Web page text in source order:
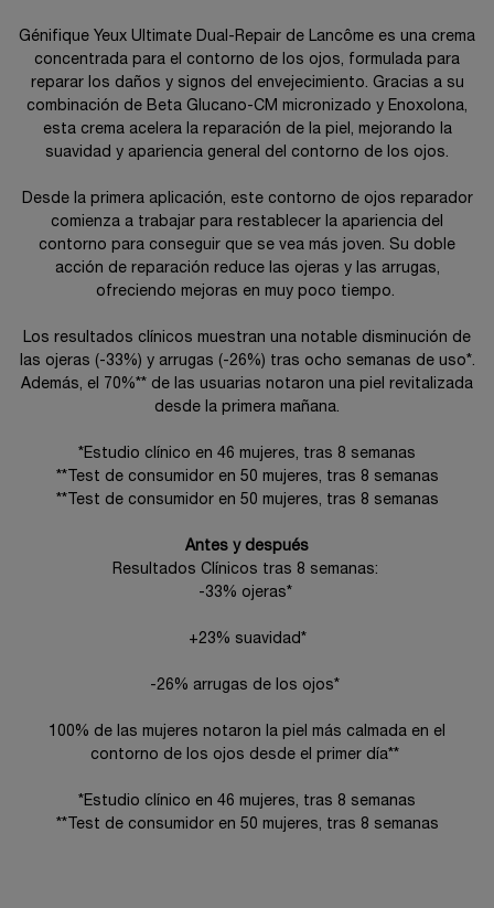
Génifique Yeux Ultimate Dual-Repair de Lancôme es una crema
concentrada para el contorno de los ojos, formulada para
reparar los daños y signos del envejecimiento. Gracias a su
combinación de Beta Glucano-CM micronizado y Enoxolona,
esta crema acelera la reparación de la piel, mejorando la
suavidad y apariencia general del contorno de los ojos.
​ ​ Desde la primera aplicación, este contorno de ojos reparador
comienza a trabajar para restablecer la apariencia del
contorno para conseguir que se vea más joven. Su doble
acción de reparación reduce las ojeras y las arrugas,
ofreciendo mejoras en muy poco tiempo. ​
​ Los resultados clínicos muestran una notable disminución de
las ojeras (-33%) y arrugas (-26%) tras ocho semanas de uso*.
Además, el 70%** de las usuarias notaron una piel revitalizada
desde la primera mañana.
​ ​ *Estudio clínico en 46 mujeres, tras 8 semanas
​ ​ **Test de consumidor en 50 mujeres, tras 8 semanas
​ ​ **Test de consumidor en 50 mujeres, tras 8 semanas
Antes y después
Resultados Clínicos tras 8 semanas: ​ ​
-33% ojeras* ​
+23% suavidad*
-26% arrugas de los ojos* ​
100% de las mujeres notaron la piel más calmada en el
contorno de los ojos desde el primer día** ​
*Estudio clínico en 46 mujeres, tras 8 semanas
**Test de consumidor en 50 mujeres, tras 8 semanas